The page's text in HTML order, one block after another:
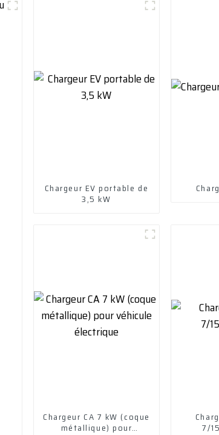
Chargeur EV portable de
3,5 kW
Chargeur CA 7 kW (coque
métallique) pour
7/